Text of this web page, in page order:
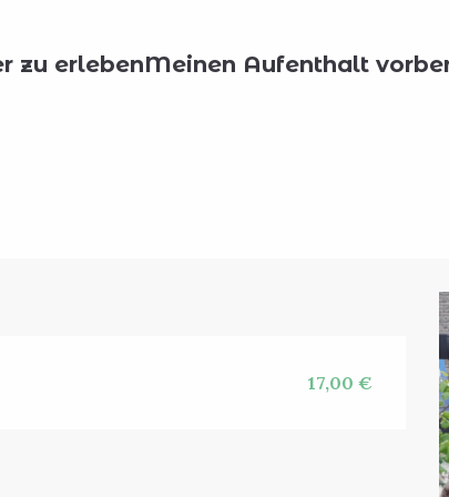
zu erlebenMeinen Aufenthalt
17,00 €